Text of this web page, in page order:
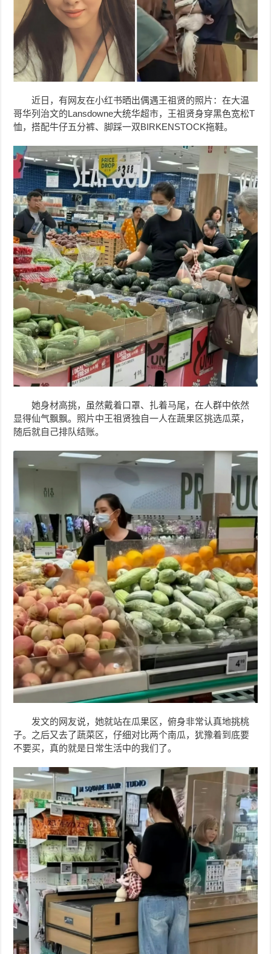
近日，有网友在小红书晒出偶遇王祖贤的照片：在大温
哥华列治文的Lansdowne大统华超市，王祖贤身穿黑色宽松T
恤，搭配牛仔五分裤、脚踩一双BIRKENSTOCK拖鞋。
她身材高挑，虽然戴着口罩、扎着马尾，在人群中依然
显得仙气飘飘。 照片中王祖贤独自一人在蔬果区挑选瓜菜，
随后就自己排队结账。
发文的网友说，她就站在瓜果区，俯身非常认真地挑桃
子。之后又去了蔬菜区，仔细对比两个南瓜，犹豫着到底要
不要买，真的就是日常生活中的我们了。